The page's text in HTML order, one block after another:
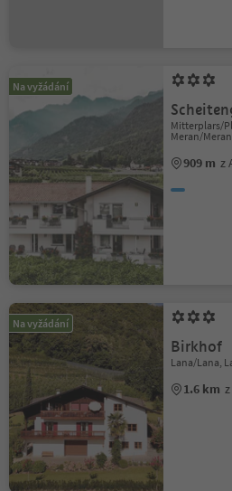
Na vyžádání
Mitterplars/
Meran/
909 m z
Na vyžádání
Birkhof
Lana/Lana,
1.6 km